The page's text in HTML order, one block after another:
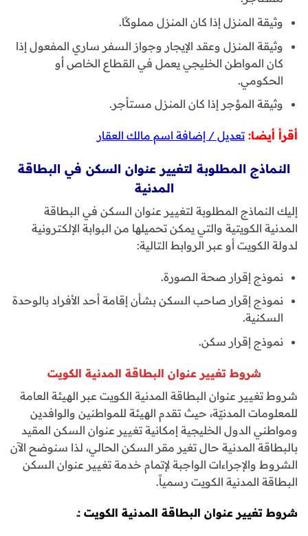
وثيقة المنزل إذا كان المنزل مملوكًا.
وثيقة المنزل وعقد الإيجار وجواز السفر ساري المفعول إذا
كان المواطن الخليجي يعمل في القطاع الخاص أو
الحكومي.
وثيقة المؤجر إذا كان المنزل مستأجر.
أقرأ أيضا: تعديل / إضافة اسم مالك العقار
النماذج المطلوبة لتغيير عنوان السكن في البطاقة
المدنية
إليك النماذج المطلوبة لتغيير عنوان السكن في البطاقة
المدنية الكويتية والتي يمكن تحميلها من البوابة الإلكترونية
لدولة الكويت أو عبر الروابط التالية:
نموذج إقرار صحة الصورة.
نموذج إقرار صاحب السكن بشأن إقامة أحد الأفراد بالوحدة
السكنية.
نموذج إقرار سكن.
شروط تغيير عنوان البطاقة المدنية الكويت
شروط تغيير عنوان البطاقة المدنية الكويت عبر الهيئة العامة
للمعلومات المدنيّة، حيث تقدم الهيئة للمواطنين والوافدين
ومواطني الدول الخليجية إمكانية تغيير عنوان السكن المقيد
بالبطاقة المدنية حال تغير مقر السكن الحالي، لذا سنوضح الآن
الشروط والإجراءات الواجبة لإتمام خدمة تغيير عنوان السكن
البطاقة المدنية الكويت رسمياً.
شروط تغيير عنوان البطاقة المدنية الكويت :ـ